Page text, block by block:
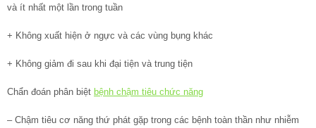
và ít nhất một lần trong tuần
+ Không xuất hiện ở ngực và các vùng bụng khác
+ Không giảm đi sau khi đại tiện và trung tiện
Chẩn đoán phân biệt bệnh chậm tiêu chức năng
– Chậm tiêu cơ năng thứ phát gặp trong các bệnh toàn thần như nhiễm